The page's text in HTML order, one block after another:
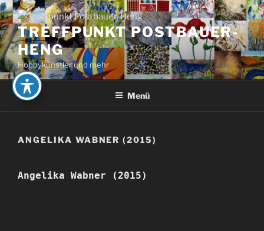
Zum
Inhalt
springenTREFFPUNKT POSTBAUER-
HENG
Hobbykünstler und mehr
Menü
ANGELIKA WABNER (2015)
Angelika Wabner (2015)